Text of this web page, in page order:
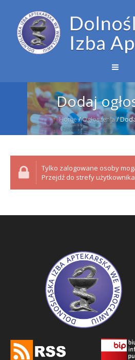
Dodaj
Home/Ogłoszenia/
Tylko zalogowane osoby
Przejdź do strefy